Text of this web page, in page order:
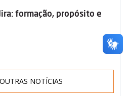
formação, propósito e
NOTÍCIAS